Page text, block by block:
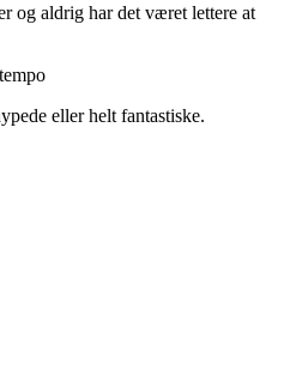
og aldrig har det været lettere at
eller helt fantastiske.